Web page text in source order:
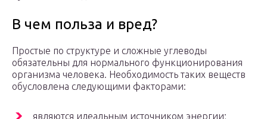
В чем польза и вред?
Простые по структуре и сложные углеводы
обязательны для нормального функционирования
организма человека. Необходимость таких веществ
обусловлена следующими факторами:
являются идеальным источником энергии;